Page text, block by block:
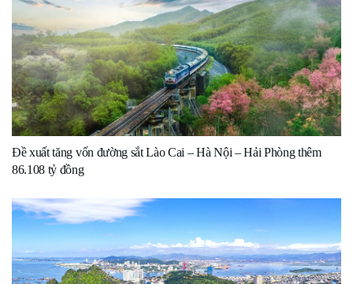
Đề xuất tăng vốn đường sắt Lào Cai – Hà Nội – Hải Phòng thêm
86.108 tỷ đồng